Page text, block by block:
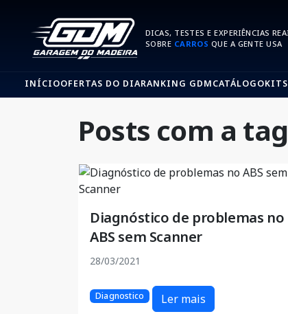
DICAS, TESTES E EXPERIÊNCIAS
SOBRE CARROS QUE A GENTE USA
INÍCIOOFERTAS DO DIARANKING GDMCATÁLOGOKITS
Posts com a
Diagnóstico de problemas no
ABS sem Scanner
28/03/2021
Diagnostico Ler mais